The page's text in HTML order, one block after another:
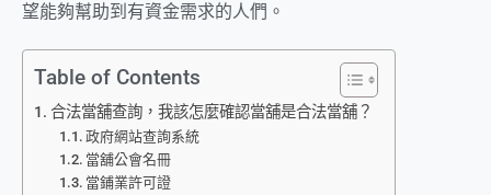
望能夠幫助到有資金需求的人們。
Table of Contents
合法當舖查詢，我該怎麼確認當舖是合法當舖？
政府網站查詢系統
當舖公會名冊
當鋪業許可證